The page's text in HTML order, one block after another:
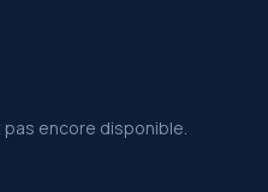
pas encore disponible.